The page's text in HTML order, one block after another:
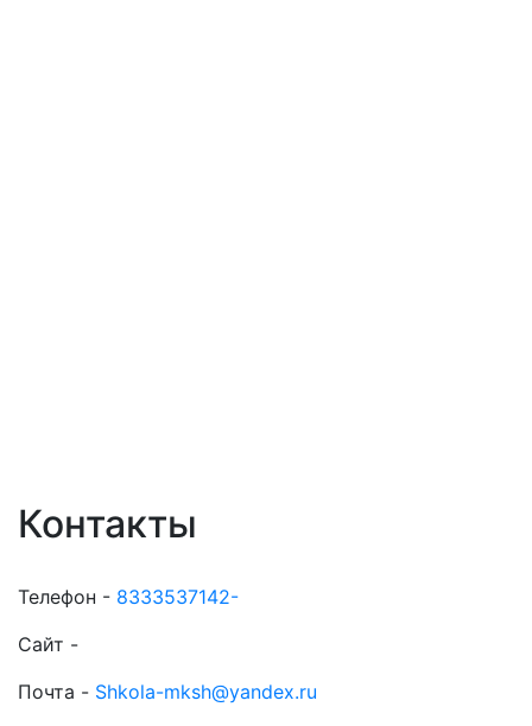
Контакты
Телефон - 8333537142-
Сайт -
Почта - Shkola-mksh@yandex.ru